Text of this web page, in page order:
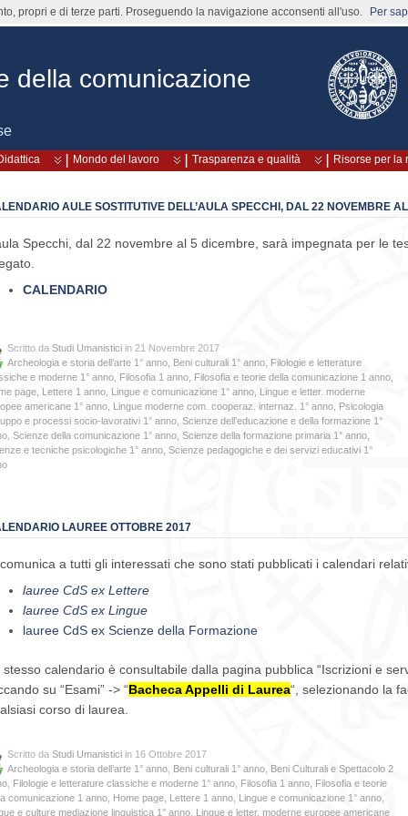
della comunicazione
Mondo del lavoro Trasparenza e qualità Risorse per la
AULE SOSTITUTIVE DELL’AULA SPECCHI, DAL 22 NOVEMBRE
Specchi, dal 22 novembre al 5 dicembre, sarà impegnata per le
CALENDARIO
Scritto da Studi Umanistici in 21 Novembre 2017
Archeologia e storia dell’arte 1° anno Beni culturali 1° anno Filologie e letterature
e moderne 1° anno Filosofia 1 anno Filosofia e teorie della comunicazione 1 anno
page Lettere 1 anno Lingue e comunicazione 1° anno Lingue e letter. moderne
americane 1° anno Lingue moderne com. cooperaz. internaz. 1° anno Psicologia
e processi socio-lavorativi 1° anno Scienze dell’educazione e della formazione 1°
Scienze della comunicazione 1° anno Scienze della formazione primaria 1° anno
e tecniche psicologiche 1° anno Scienze pedagogiche e dei servizi educativi 1°
LAUREE OTTOBRE 2017
a tutti gli interessati che sono stati pubblicati i calendari
lauree CdS ex Lettere
lauree CdS ex Lingue
lauree CdS ex Scienze della Formazione
stesso calendario è consultabile dalla pagina pubblica “Iscrizioni e
su “Esami” -> “Bacheca Appelli di Laurea“, selezionando la
corso di laurea.
Scritto da Studi Umanistici in 16 Ottobre 2017
Archeologia e storia dell’arte 1° anno, Beni culturali 1° anno, Beni Culturali e Spettacolo 2
, Filologie e letterature classiche e moderne 1° anno, Filosofia 1 anno, Filosofia e teorie
comunicazione 1 anno, Home page, Lettere 1 anno, Lingue e comunicazione 1° anno,
e culture mediazione linguistica 1° anno, Lingue e letter. moderne europee americane
propri e di terze parti. Proseguendo la navigazione acconsenti all'uso. Per